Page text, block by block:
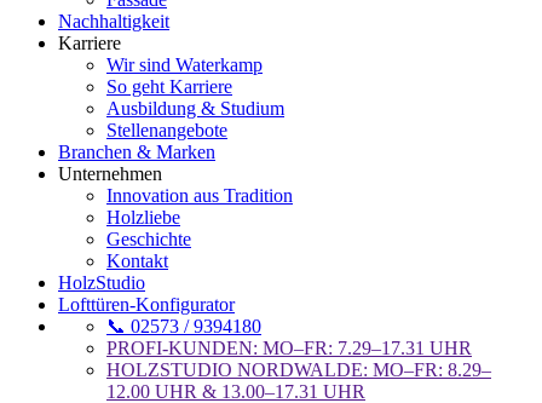
Nachhaltigkeit
Karriere
Wir sind Waterkamp
So geht Karriere
Ausbildung & Studium
Stellenangebote
Branchen & Marken
Unternehmen
Innovation aus Tradition
Holzliebe
Geschichte
Kontakt
HolzStudio
Lofttüren-Konfigurator
📞 02573 / 9394180
PROFI-KUNDEN: MO–FR: 7.29–17.31 UHR
HOLZSTUDIO NORDWALDE: MO–FR: 8.29–
12.00 UHR & 13.00–17.31 UHR